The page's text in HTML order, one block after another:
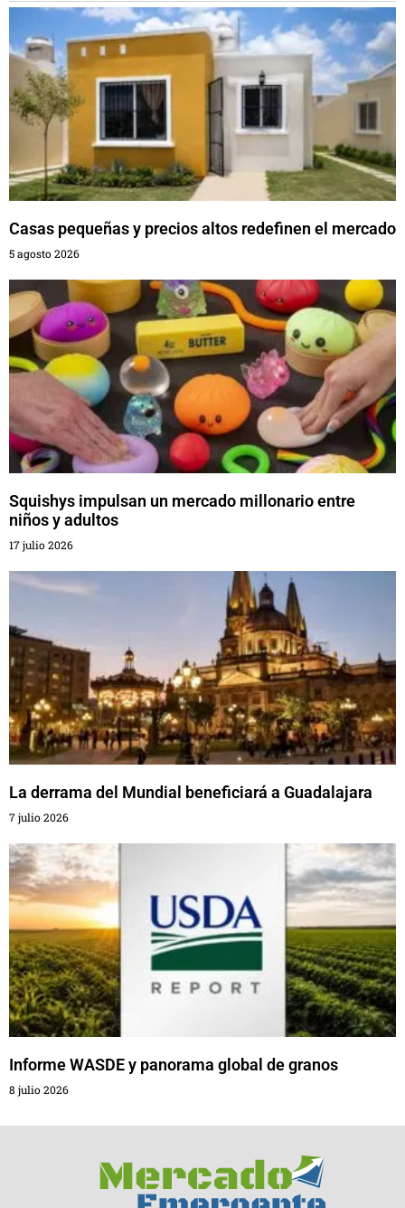
Casas pequeñas y precios altos redefinen el mercado
5 agosto 2026
Squishys impulsan un mercado millonario entre
niños y adultos
17 julio 2026
La derrama del Mundial beneficiará a Guadalajara
7 julio 2026
Informe WASDE y panorama global de granos
8 julio 2026